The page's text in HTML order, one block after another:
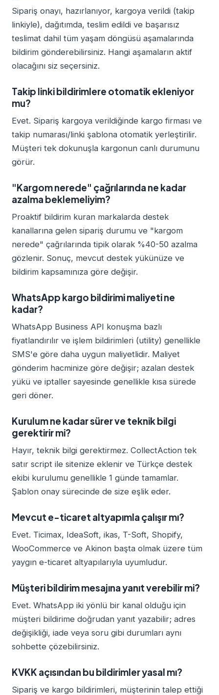
Sipariş onayı, hazırlanıyor, kargoya verildi (takip
linkiyle), dağıtımda, teslim edildi ve başarısız
teslimat dahil tüm yaşam döngüsü aşamalarında
bildirim gönderebilirsiniz. Hangi aşamaların aktif
olacağını siz seçersiniz.
Takip linki bildirimlere otomatik ekleniyor
mu?
Evet. Sipariş kargoya verildiğinde kargo firması ve
takip numarası/linki şablona otomatik yerleştirilir.
Müşteri tek dokunuşla kargonun canlı durumunu
görür.
"Kargom nerede" çağrılarında ne kadar
azalma beklemeliyim?
Proaktif bildirim kuran markalarda destek
kanallarına gelen sipariş durumu ve "kargom
nerede" çağrılarında tipik olarak %40-50 azalma
gözlenir. Sonuç, mevcut destek yükünüze ve
bildirim kapsamınıza göre değişir.
WhatsApp kargo bildirimi maliyeti ne
kadar?
WhatsApp Business API konuşma bazlı
fiyatlandırılır ve işlem bildirimleri (utility) genellikle
SMS'e göre daha uygun maliyetlidir. Maliyet
gönderim hacminize göre değişir; azalan destek
yükü ve iptaller sayesinde genellikle kısa sürede
geri döner.
Kurulum ne kadar sürer ve teknik bilgi
gerektirir mi?
Hayır, teknik bilgi gerektirmez. CollectAction tek
satır script ile sitenize eklenir ve Türkçe destek
ekibi kurulumu genellikle 1 günde tamamlar.
Şablon onay sürecinde de size eşlik eder.
Mevcut e-ticaret altyapımla çalışır mı?
Evet. Ticimax, IdeaSoft, ikas, T-Soft, Shopify,
WooCommerce ve Akinon başta olmak üzere tüm
yaygın e-ticaret altyapılarıyla uyumludur.
Müşteri bildirim mesajına yanıt verebilir mi?
Evet. WhatsApp iki yönlü bir kanal olduğu için
müşteri bildirime doğrudan yanıt yazabilir; adres
değişikliği, iade veya soru gibi durumları aynı
sohbette çözebilirsiniz.
KVKK açısından bu bildirimler yasal mı?
Sipariş ve kargo bildirimleri, müşterinin talep ettiği